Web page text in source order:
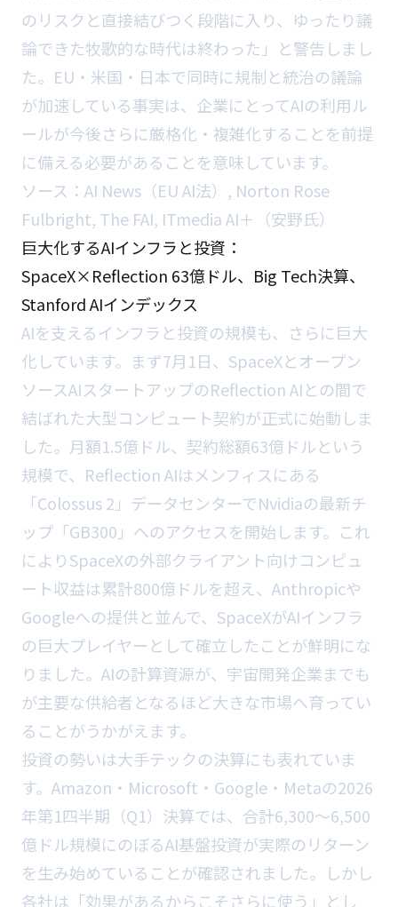
のリスクと直接結びつく段階に入り、ゆったり議
論できた牧歌的な時代は終わった」と警告しまし
た。EU・米国・日本で同時に規制と統治の議論
が加速している事実は、企業にとってAIの利用ル
ールが今後さらに厳格化・複雑化することを前提
に備える必要があることを意味しています。
ソース： AI News（EU AI法） , Norton Rose
Fulbright, The FAI, ITmedia AI＋（安野氏）
巨大化するAIインフラと投資：
SpaceX×Reflection 63億ドル、Big Tech決算、
Stanford AIインデックス
AIを支えるインフラと投資の規模も、さらに巨大
化しています。まず7月1日、SpaceXとオープン
ソースAIスタートアップのReflection AIとの間で
結ばれた大型コンピュート契約が正式に始動しま
した。月額1.5億ドル、契約総額63億ドルという
規模で、Reflection AIはメンフィスにある
「Colossus 2」データセンターでNvidiaの最新チ
ップ「GB300」へのアクセスを開始します。これ
によりSpaceXの外部クライアント向けコンピュ
ート収益は累計800億ドルを超え、Anthropicや
Googleへの提供と並んで、SpaceXがAIインフラ
の巨大プレイヤーとして確立したことが鮮明にな
りました。AIの計算資源が、宇宙開発企業までも
が主要な供給者となるほど大きな市場へ育ってい
ることがうかがえます。
投資の勢いは大手テックの決算にも表れていま
す。Amazon・Microsoft・Google・Metaの2026
年第1四半期（Q1）決算では、合計6,300〜6,500
億ドル規模にのぼるAI基盤投資が実際のリターン
を生み始めていることが確認されました。しかし
各社は「効果があるからこそさらに使う」とし